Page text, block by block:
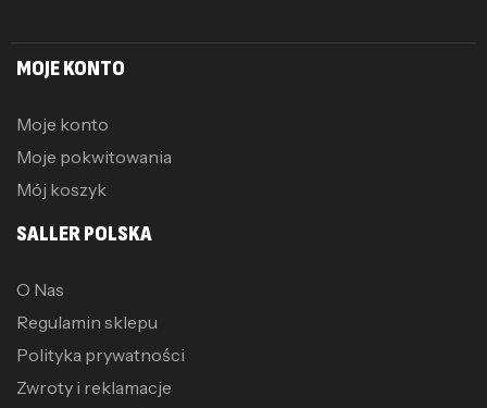
MOJE KONTO
Moje konto
Moje pokwitowania
Mój koszyk
SALLER POLSKA
O Nas
Regulamin sklepu
Polityka prywatności
Zwroty i reklamacje